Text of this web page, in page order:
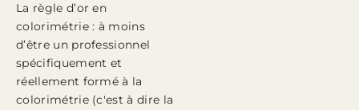
La règle d’or en
colorimétrie : à moins
d’être un professionnel
spécifiquement et
réellement formé à la
colorimétrie (c'est à dire la